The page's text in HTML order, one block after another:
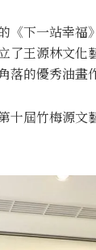
《下一站幸福
了王源林文化
落的優秀油畫
十屆竹梅源文